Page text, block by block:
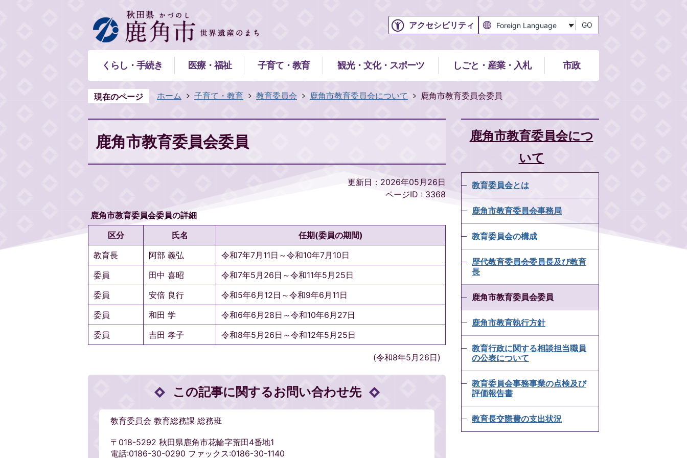
アクセシビリティ GO
くらし・手続き 医療・福祉 子育て・教育 観光・文化・スポーツ しごと・産業・入札 市政
現在のページ ホーム 子育て・教育 教育委員会 鹿角市教育委員会について 鹿角市教育委員会委員
鹿角市教育委員会委員
更新日：2026年05月26日
ページID : 3368
鹿角市教育委員会委員の詳細
区分
氏名
任期(委員の期間)
教育長
阿部 義弘
令和7年7月11日～令和10年7月10日
委員
田中 喜昭
令和7年5月26日～令和11年5月25日
委員
安倍 良行
令和5年6月12日～令和9年6月11日
委員
和田 学
令和6年6月28日～令和10年6月27日
委員
吉田 孝子 令和8年5月26日～令和12年5月25日
(令和8年5月26日)
この記事に関するお問い合わせ先
教育委員会 教育総務課 総務班
〒018-5292 秋田県鹿角市花輪字荒田4番地1
電話:0186-30-0290 ファックス:0186-30-1140
鹿角市教育委員会につ
いて
教育委員会とは
鹿角市教育委員会事務局
教育委員会の構成
歴代教育委員会委員長及び教育
長
鹿角市教育委員会委員
鹿角市教育執行方針
教育行政に関する相談担当職員
の公表について
教育委員会事務事業の点検及び
評価報告書
教育長交際費の支出状況